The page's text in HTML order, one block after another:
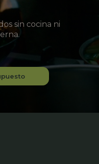
sin cocina ni